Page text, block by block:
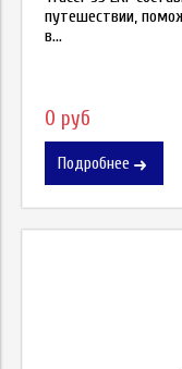
путешествии,
в...
0 руб
Подробнее